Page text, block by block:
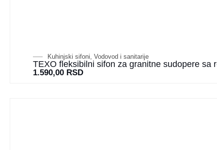
Kuhinjski sifoni, Vodovod i sanitarije
TEXO fleksibilni sifon za granitne sudopere sa
1.590,00 RSD